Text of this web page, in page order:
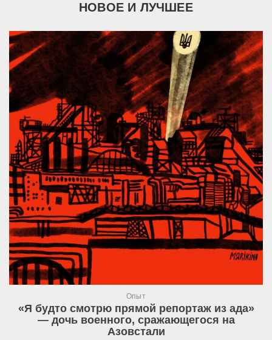
НОВОЕ И ЛУЧШЕЕ
Опыт
«Я будто смотрю прямой репортаж из ада»
— дочь военного, сражающегося на
Азовстали